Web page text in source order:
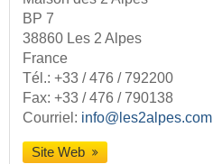
BP 7
38860 Les 2 Alpes
France
Tél.: +33 / 476 / 792200
Fax: +33 / 476 / 790138
Courriel: info@les2alpes.com
Site Web